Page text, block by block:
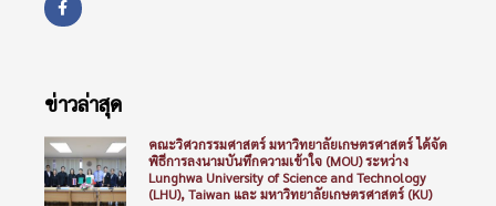
ข่าวล่าสุด
คณะวิศวกรรมศาสตร์ มหาวิทยาลัยเกษตรศาสตร์ ได้จัด
พิธีการลงนามบันทึกความเข้าใจ (MOU) ระหว่าง
Lunghwa University of Science and Technology
(LHU), Taiwan และ มหาวิทยาลัยเกษตรศาสตร์ (KU)